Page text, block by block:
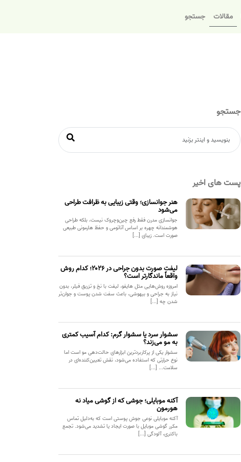
مقالات جستجو
جستجو
پست های اخیر
هنر جوانسازی؛ وقتی زیبایی به ظرافت طراحی
می‌شود
جوانسازی مدرن فقط رفع چین‌وچروک نیست، بلکه طراحی
هوشمندانه چهره بر اساس آناتومی و حفظ هارمونی طبیعی
صورت است. زیبای [...]
لیفت صورت بدون جراحی در ۲۰۲۶؛ کدام روش
واقعاً ماندگارتر است؟
امروزه روش‌هایی مثل هایفو، لیفت با نخ و تزریق فیلر، بدون
نیاز به جراحی و بیهوشی، باعث سفت شدن پوست و جوان‌تر
شدن چه [...]
سشوار سرد یا سشوار گرم: کدام آسیب کمتری
به مو می‌زند؟
سشوار یکی از پرکاربردترین ابزارهای حالت‌دهی مو است اما
نوع حرارتی که استفاده می‌شود، نقش تعیین‌کننده‌ای در
سلامت... [...]
آکنه موبایلی؛ جوشی که از گوشی میاد نه
هورمون
آکنه موبایلی نوعی جوش پوستی است که به‌دلیل تماس
مکرر گوشی موبایل با صورت ایجاد یا تشدید می‌شود. تجمع
باکتری، آلودگی [...]